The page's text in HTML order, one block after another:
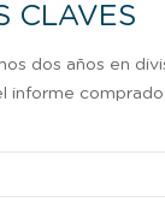
CLAVES
dos años en
informe comprado.